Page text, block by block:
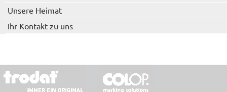
Unsere Heimat
Ihr Kontakt zu uns